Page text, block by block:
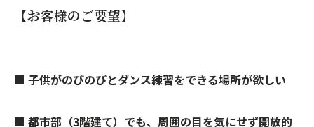
【お客様のご要望】
■ 子供がのびのびとダンス練習をできる場所が欲しい
■ 都市部（3階建て）でも、周囲の目を気にせず開放的